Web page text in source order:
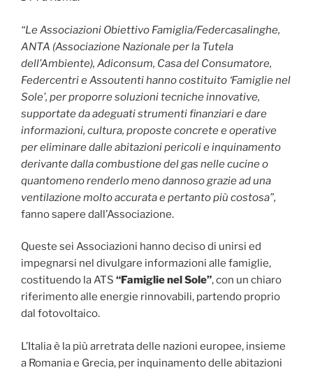
“Le Associazioni Obiettivo Famiglia/Federcasalinghe,
ANTA (Associazione Nazionale per la Tutela
dell’Ambiente), Adiconsum, Casa del Consumatore,
Federcentri e Assoutenti hanno costituito ‘Famiglie nel
Sole’, per proporre soluzioni tecniche innovative,
supportate da adeguati strumenti finanziari e dare
informazioni, cultura, proposte concrete e operative
per eliminare dalle abitazioni pericoli e inquinamento
derivante dalla combustione del gas nelle cucine o
quantomeno renderlo meno dannoso grazie ad una
ventilazione molto accurata e pertanto più costosa”,
fanno sapere dall’Associazione.
Queste sei Associazioni hanno deciso di unirsi ed
impegnarsi nel divulgare informazioni alle famiglie,
costituendo la ATS “Famiglie nel Sole”, con un chiaro
riferimento alle energie rinnovabili, partendo proprio
dal fotovoltaico.
L’Italia è la più arretrata delle nazioni europee, insieme
a Romania e Grecia, per inquinamento delle abitazioni